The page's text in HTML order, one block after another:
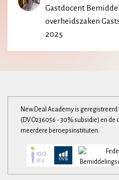
Gastdocent
overheidszaken
2025
New Deal Academy is
(DV.O236056 - 30% subsidie) en
meerdere beroepsinstituten.